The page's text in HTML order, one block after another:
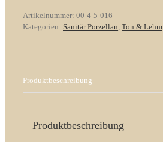
16
Menge
Artikelnummer: 00-4-5-016
Kategorien: Sanitär Porzellan, Ton & Lehm
Produktbeschreibung
Produktbeschreibung